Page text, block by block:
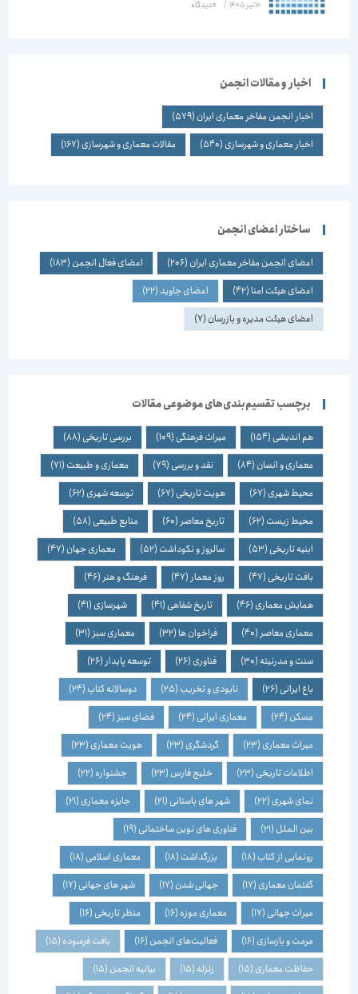
10 تیر 1405 / ۰ دیدگاه
اخبار و مقالات انجمن
اخبار انجمن مفاخر معماری ایران(579)
اخبار معماری و شهرسازی(540) مقالات معماری و شهرسازی(167)
ساختار اعضای انجمن
اعضای انجمن مفاخر معماری ایران(206) اعضای فعال انجمن(183)
اعضای هیئت امنا (42) اعضای جاوید(22)
اعضای هیئت مدیره و بازرسان(7)
برچسب تقسیم‌بندی‌های موضوعی مقالات
هم اندیشی(154) میراث فرهنگی(109) بررسی تاریخی(88)
معماری و انسان(84) نقد و بررسی(79) معماری و طبیعت(71)
محیط شهری(67) هویت تاریخی(67) توسعه شهری(62)
محیط زیست(62) تاریخ معاصر(60) منابع طبیعی(58)
ابنیه تاریخی(53) سالروز و نکوداشت(52) معماری جهان(47)
بافت تاریخی(47) روز معمار(47) فرهنگ و هنر(46)
همایش معماری(46) تاریخ شفاهی(41) شهرسازی(41)
معماری معاصر(40) فراخوان ها(32) معماری سبز(31)
سنت و مدرنیته(30) فناوری(26) توسعه پایدار(26)
باغ ایرانی(26) نابودی و تخریب(25) دوسالانه کتاب(24)
مسکن(24) معماری ایرانی(24) فضای سبز(24)
میراث معماری(23) گردشگری(23) هویت معماری(23)
اطلاعات تاریخی(23) خلیج فارس(23) جشنواره(22)
نمای شهری(22) شهر های باستانی(21) جایزه معماری(21)
بین الملل(21) فناوری های نوین ساختمانی(19)
رونمایی از کتاب(18) بزرگداشت(18) معماری اسلامی(18)
گفتمان معماری(17) جهانی شدن(17) شهر های جهانی(17)
میراث جهانی(17) معماری موزه(16) منظر تاریخی(16)
مرمت و بازسازی(16) فعالیت‌های انجمن(16) بافت فرسوده(15)
حفاظت معماری(15) زلزله(15) بیانیه انجمن(15)